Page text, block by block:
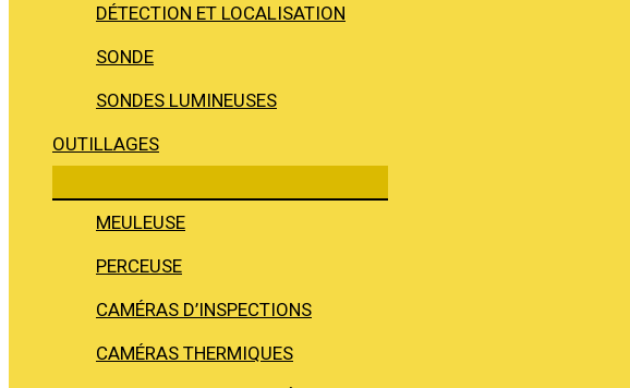
DÉTECTION ET LOCALISATION
SONDE
SONDES LUMINEUSES
OUTILLAGES
MEULEUSE
PERCEUSE
CAMÉRAS D’INSPECTIONS
CAMÉRAS THERMIQUES